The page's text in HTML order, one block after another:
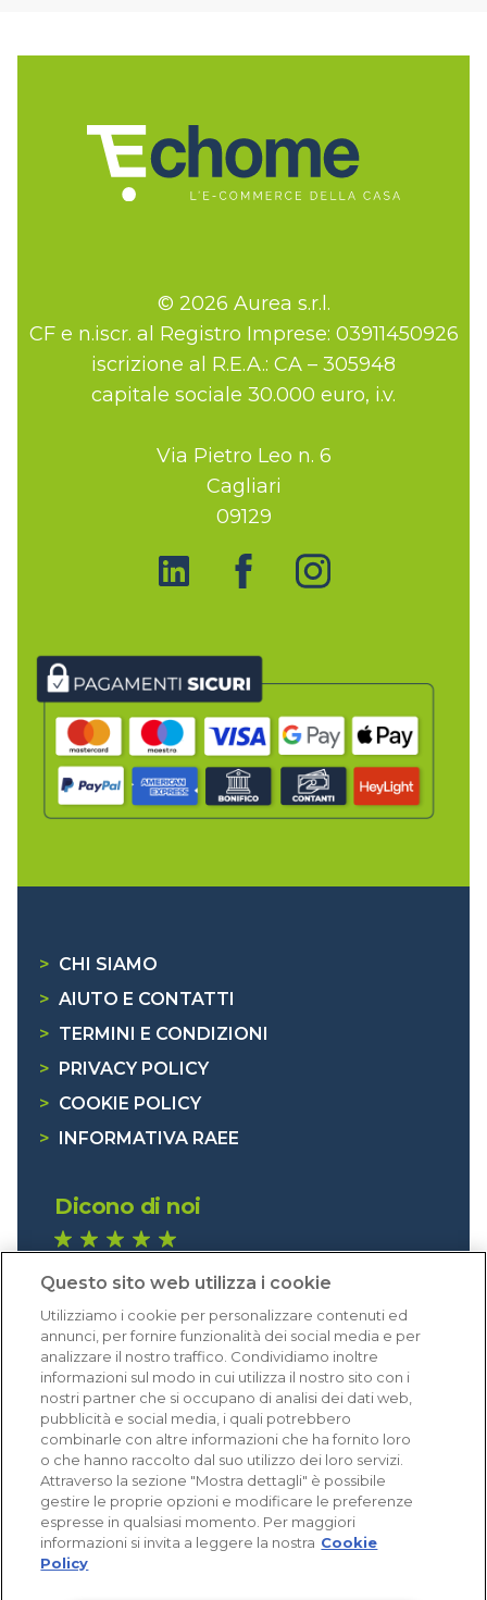
© 2026 Aurea s.r.l.
CF e n.iscr. al Registro Imprese: 03911450926
iscrizione al R.E.A.: CA – 305948
capitale sociale 30.000 euro, i.v.
Via Pietro Leo n. 6
Cagliari
09129
> CHI SIAMO
> AIUTO E CONTATTI
> TERMINI E CONDIZIONI
>
PRIVACY POLICY
> COOKIE POLICY
>
INFORMATIVA RAEE
Dicono di noi
Eccellente (4,8)
Acquisti verificati
Questo sito web utilizza i cookie
Utilizziamo i cookie per personalizzare contenuti ed
annunci, per fornire funzionalità dei social media e per
analizzare il nostro traffico. Condividiamo inoltre
informazioni sul modo in cui utilizza il nostro sito con i
nostri partner che si occupano di analisi dei dati web,
pubblicità e social media, i quali potrebbero
combinarle con altre informazioni che ha fornito loro
o che hanno raccolto dal suo utilizzo dei loro servizi.
Attraverso la sezione "Mostra dettagli" è possibile
gestire le proprie opzioni e modificare le preferenze
espresse in qualsiasi momento. Per maggiori
informazioni si invita a leggere la nostra Cookie
Policy